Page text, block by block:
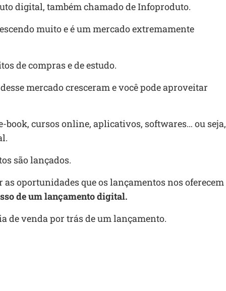
digital, também chamado de Infoproduto.
muito e é um mercado extremamente
de compras e de estudo.
mercado cresceram e você pode aproveitar
book, cursos online, aplicativos, softwares… ou seja,
são lançados.
as oportunidades que os lançamentos nos oferecem
de um lançamento digital.
de venda por trás de um lançamento.